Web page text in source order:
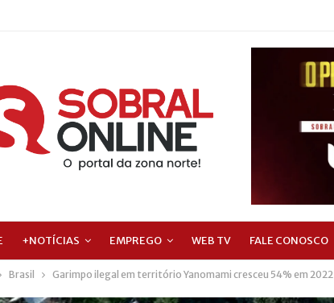
+NOTÍCIAS EMPREGO WEB TV FALE CONOSCO
Brasil Garimpo ilegal em território Yanomami cresceu 54% em 2022